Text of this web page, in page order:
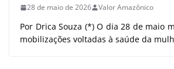
28 de maio de 2026 Valor Amazônico
Por Drica Souza (*) O dia 28 de maio
mobilizações voltadas à saúde da